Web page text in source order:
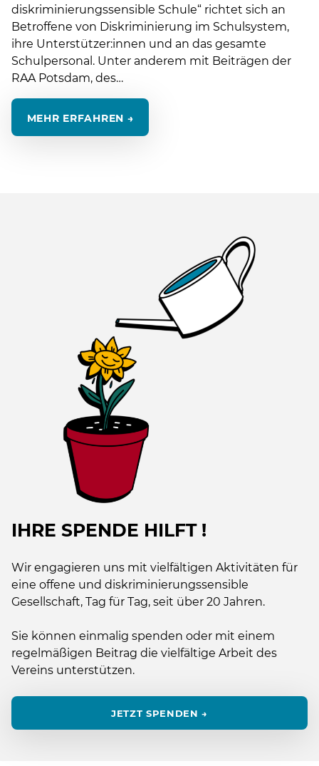
diskriminierungssensible Schule“ richtet sich an
Betroffene von Diskriminierung im Schulsystem,
ihre Unterstützer:innen und an das gesamte
Schulpersonal. Unter anderem mit Beiträgen der
RAA Potsdam, des…
MEHR ERFAHREN →
IHRE SPENDE HILFT !
Wir engagieren uns mit vielfältigen Aktivitäten für
eine offene und diskriminierungssensible
Gesellschaft, Tag für Tag, seit über 20 Jahren.
Sie können einmalig spenden oder mit einem
regelmäßigen Beitrag die vielfältige Arbeit des
Vereins unterstützen.
JETZT SPENDEN →